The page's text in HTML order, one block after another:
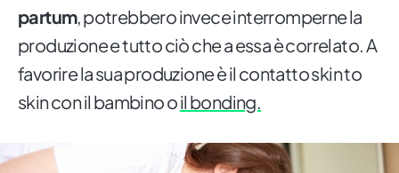
partum, potrebbero invece interromperne la
produzione e tutto ciò che a essa è correlato. A
favorire la sua produzione è il contatto skin to
skin con il bambino oil bonding.